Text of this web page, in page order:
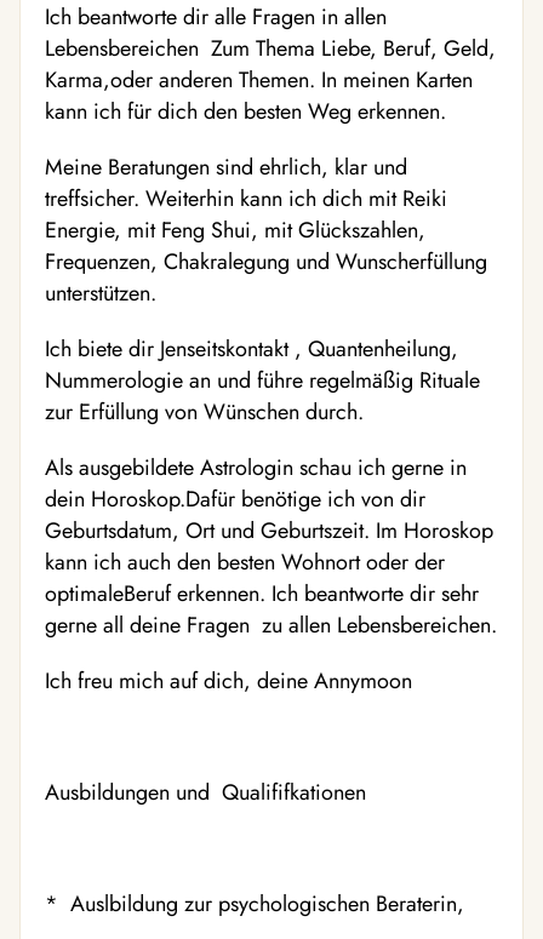
Ich beantworte dir alle Fragen in allen
Lebensbereichen Zum Thema Liebe, Beruf, Geld,
Karma,oder anderen Themen. In meinen Karten
kann ich für dich den besten Weg erkennen.
Meine Beratungen sind ehrlich, klar und
treffsicher. Weiterhin kann ich dich mit Reiki
Energie, mit Feng Shui, mit Glückszahlen,
Frequenzen, Chakralegung und Wunscherfüllung
unterstützen.
Ich biete dir Jenseitskontakt , Quantenheilung,
Nummerologie an und führe regelmäßig Rituale
zur Erfüllung von Wünschen durch.
Als ausgebildete Astrologin schau ich gerne in
dein Horoskop.Dafür benötige ich von dir
Geburtsdatum, Ort und Geburtszeit. Im Horoskop
kann ich auch den besten Wohnort oder der
optimaleBeruf erkennen. Ich beantworte dir sehr
gerne all deine Fragen zu allen Lebensbereichen.
Ich freu mich auf dich, deine Annymoon
Ausbildungen und Qualififkationen
* Auslbildung zur psychologischen Beraterin,